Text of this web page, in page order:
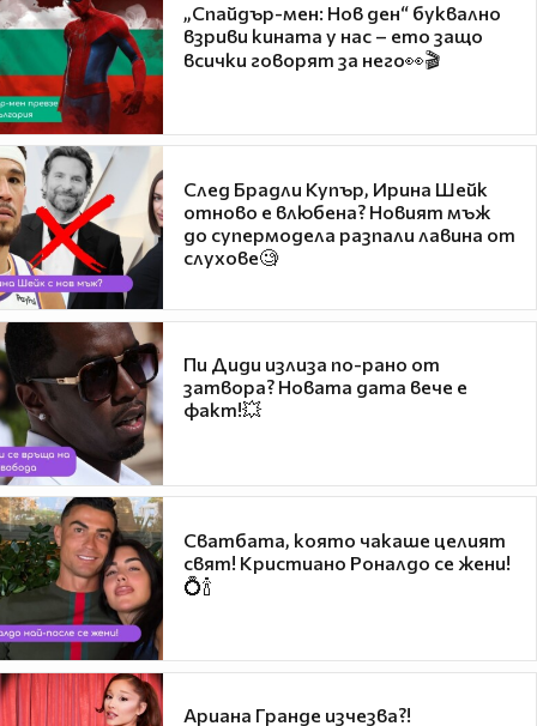
„Спайдър-мен: Нов ден“ буквално
взриви кината у нас – ето защо
всички говорят за него👀🎬
След Брадли Купър, Ирина Шейк
отново е влюбена? Новият мъж
до супермодела разпали лавина от
слухове🧐
Пи Диди излиза по-рано от
затвора? Новата дата вече е
факт!💥
Сватбата, която чакаше целият
свят! Кристиано Роналдо се жени!
💍🍾
Ариана Гранде изчезва?!